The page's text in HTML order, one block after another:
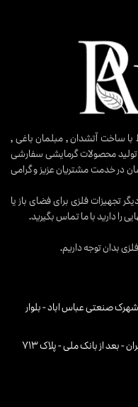
با ساخت آتشدان , مبلمان باغی ,
تولید محصولات گرمایشی سفارشی
سابقه کار درخشان در خدمت مشتریان عزیز و گرامی
تجهیزات فلزی برای فضای باز یا
را دارید با ما تماس بگیرید.
بدان توجه داریم.
۳۵ جاده خاوران -شهرک صنعتی عباس اباد - بلوار
بعد از بانک ملی - پلاک 713